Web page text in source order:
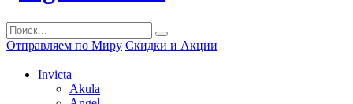
Отправляем по Миру Скидки и Акции
Invicta
Akula